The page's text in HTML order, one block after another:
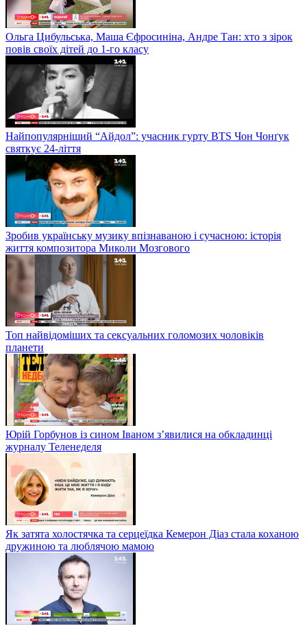
Ольга Цибульська, Маша Єфросиніна, Андре Тан: хто з зірок
повів своїх дітей до 1-го класу
Найпопулярніший “Айдол”: учасник гурту BTS Чон Чонґук
святкує 24-ліття
Зробив українську музику впізнаваною і сучасною: історія
життя композитора Миколи Мозгового
Топ найвідоміших та сексуальних голомозих чоловіків
планети
Юрій Горбунов із сином Іваном з’явилися на обкладинці
журналу Теленеделя
Як затята холостячка та серцеїдка Кемерон Діаз стала коханою
дружиною та люблячою мамою